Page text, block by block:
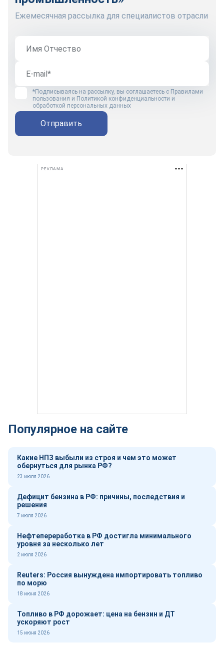
Ежемесячная рассылка для специалистов отрасли
*Подписываясь на рассылку, вы соглашаетесь с Правилами
пользования и Политикой конфиденциальности и
обработкой персональных данных
Отправить
РЕКЛАМА
Популярное на сайте
Какие НПЗ выбыли из строя и чем это может
обернуться для рынка РФ?
23 июля 2026
Дефицит бензина в РФ: причины, последствия и
решения
7 июля 2026
Нефтепереработка в РФ достигла минимального
уровня за несколько лет
2 июля 2026
Reuters: Россия вынуждена импортировать топливо
по морю
18 июня 2026
Топливо в РФ дорожает: цена на бензин и ДТ
ускоряют рост
15 июня 2026